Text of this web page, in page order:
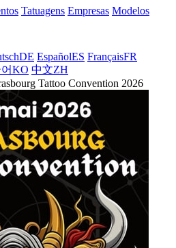
Tatuagens Empresas Modelos
DE EspañolES FrançaisFR
KO 中文ZH
Tattoo Convention 2026